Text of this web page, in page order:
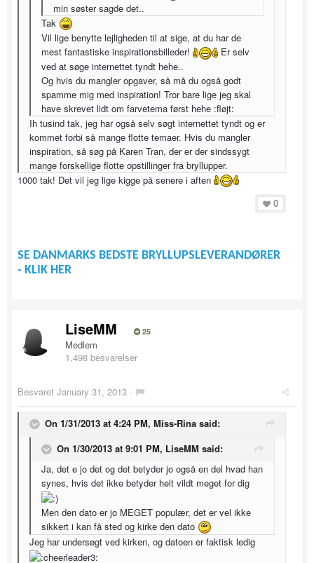
min søster sagde det..
Tak
Vil lige benytte lejligheden til at sige, at du har de
mest fantastiske inspirationsbilleder!
Er selv
ved at søge internettet tyndt hehe..
Og hvis du mangler opgaver, så må du også godt
spamme mig med inspiration! Tror bare lige jeg skal
have skrevet lidt om farvetema først hehe :fløjt:
Ih tusind tak, jeg har også selv søgt internettet tyndt og er
kommet forbi så mange flotte temaer. Hvis du mangler
inspiration, så søg på Karen Tran, der er der sindssygt
mange forskellige flotte opstillinger fra bryllupper.
1000 tak! Det vil jeg lige kigge på senere i aften
0
SE DANMARKS BEDSTE BRYLLUPSLEVERANDØRER
- KLIK HER
LiseMM 25
Medlem
1,498 besvarelser
Besvaret January 31, 2013 ·
On 1/31/2013 at 4:24 PM, Miss-Rina said:
On 1/30/2013 at 9:01 PM, LiseMM said:
Ja, det e jo det og det betyder jo også en del hvad han
synes, hvis det ikke betyder helt vildt meget for dig
Men den dato er jo MEGET populær, det er vel ikke
sikkert i kan få sted og kirke den dato
Jeg har undersøgt ved kirken, og datoen er faktisk ledig